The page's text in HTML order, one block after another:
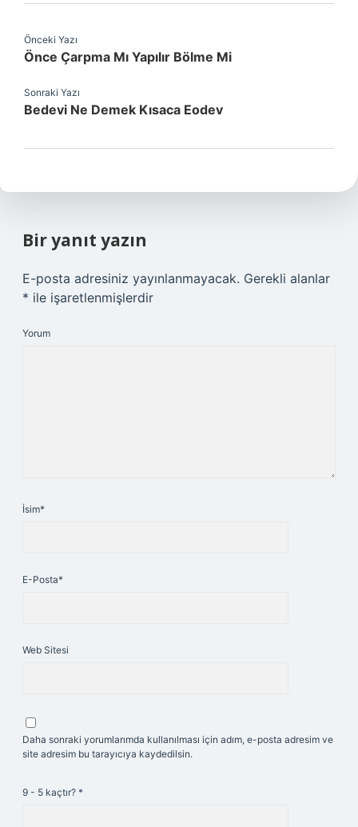
Önceki Yazı
Önce Çarpma Mı Yapılır Bölme Mi
Sonraki Yazı
Bedevi Ne Demek Kısaca Eodev
Bir yanıt yazın
E-posta adresiniz yayınlanmayacak. Gerekli alanlar
* ile işaretlenmişlerdir
Yorum
İsim*
E-Posta*
Web Sitesi
Daha sonraki yorumlarımda kullanılması için adım, e-posta adresim ve
site adresim bu tarayıcıya kaydedilsin.
9 - 5 kaçtır? *